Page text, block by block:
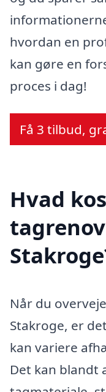
hvordan en
kan gøre en
proces i dag!
Få 3 tilbud,
Hvad
Når du
Stakroge, er
kan variere
Det kan blandt